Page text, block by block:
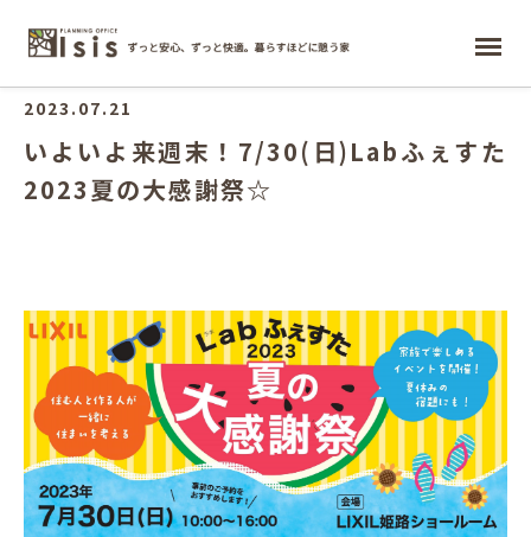
ホーム
2023.07.21
いよいよ来週末！7/30(日)Labふぇすた
2023夏の大感謝祭☆